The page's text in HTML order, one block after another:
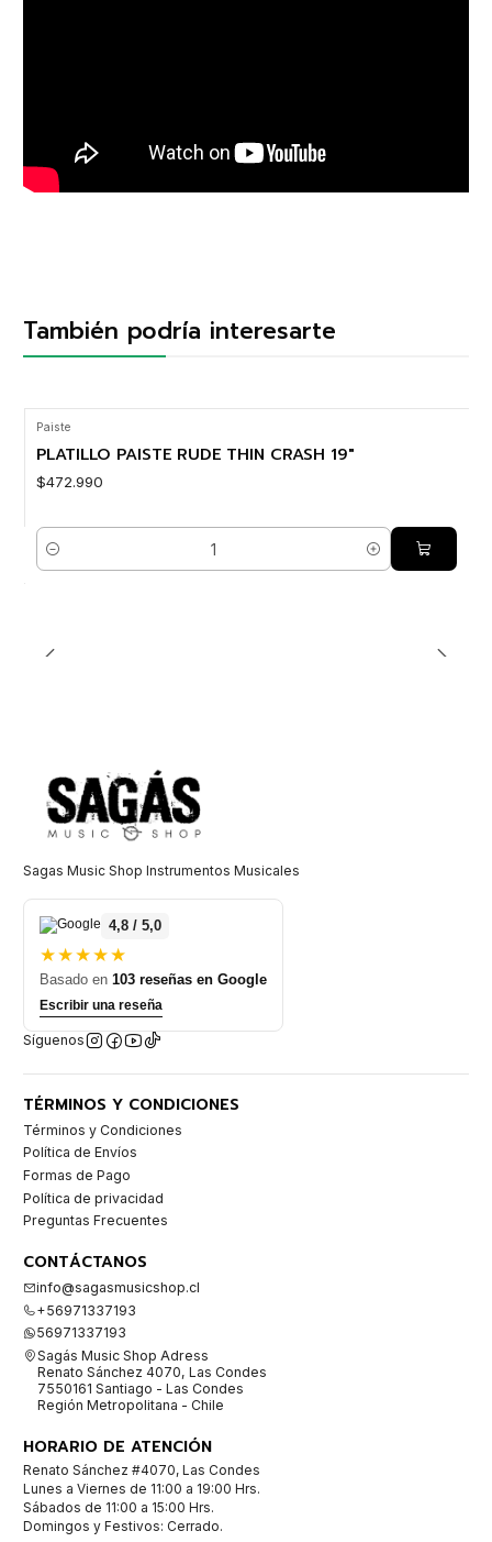
También podría interesarte
Paiste
PLATILLO PAISTE RUDE THIN CRASH 19"
$472.990
Cantidad
Sagas Music Shop Instrumentos Musicales
4,8 / 5,0
★★★★★
Basado en 103 reseñas en Google
Escribir una reseña
Síguenos
TÉRMINOS Y CONDICIONES
Términos y Condiciones
Política de Envíos
Formas de Pago
Política de privacidad
Preguntas Frecuentes
CONTÁCTANOS
info@sagasmusicshop.cl
+56971337193
56971337193
Sagás Music Shop Adress
Renato Sánchez 4070, Las Condes
7550161 Santiago - Las Condes
Región Metropolitana - Chile
HORARIO DE ATENCIÓN
Renato Sánchez #4070, Las Condes
Lunes a Viernes de 11:00 a 19:00 Hrs.
Sábados de 11:00 a 15:00 Hrs.
Domingos y Festivos: Cerrado.